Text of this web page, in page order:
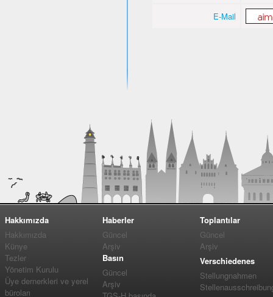
E-Mail
Hakkımızda
Hakkımızda
Künye
Tezler
Yönetim Kurulu
Üye dernerkleri ve yerel
büroları
Haberler
Güncel
Arşiv
Basın
Güncel
Arşiv
Toplantılar
Güncel
Arşiv
Verschiedenes
Stellungnahmen